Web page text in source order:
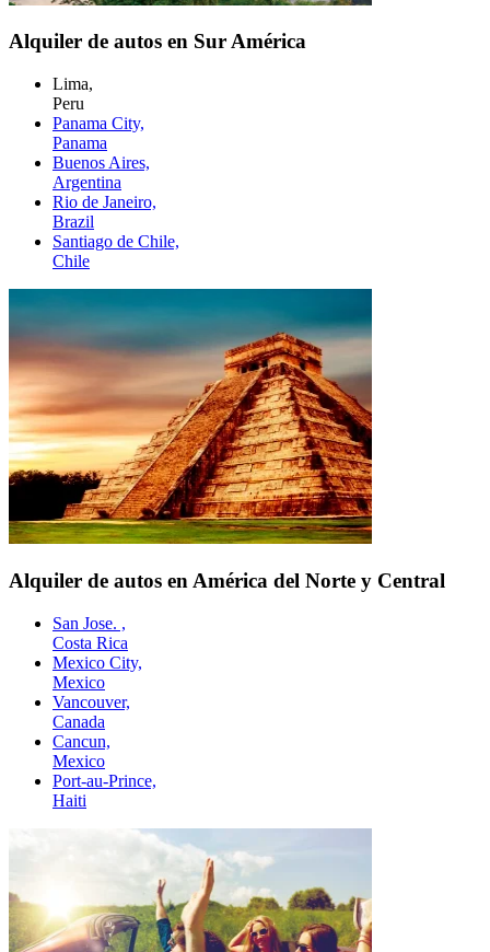
Alquiler de autos en Sur América
Lima,
Peru
Panama City,
Panama
Buenos Aires,
Argentina
Rio de Janeiro,
Brazil
Santiago de Chile,
Chile
Alquiler de autos en América del Norte y Central
San Jose. ,
Costa Rica
Mexico City,
Mexico
Vancouver,
Canada
Cancun,
Mexico
Port-au-Prince,
Haiti